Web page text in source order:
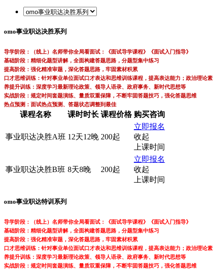
omo事业职达决胜系列
导学阶段：（线上）名师带你全局看面试：《面试导学课程》《面试入门指导》
基础阶段：精细化题型讲解，全面构建答题思路，分题型集中练习
提高阶段：强化精准审题，深化答题思路，牢固素材积累
口才思维训练：针对事业单位面试口才表达和思维训练课程，提高表达能力；政治理论素
养提升训练：深度学习最新理论政策、领导人语录、政府事务、新时代思想等
实战阶段：规定时间套题演练、量质双重保障，不断牢固答题技巧，强化答题思维
热点预测：面试热点预测、答题状态调整到最佳
课程名称 课时时长 课程价格 购买咨询
事业职达决胜A班 12天12晚 200起
立即报名
收起
上课时间
事业职达决胜B班 8天8晚 200起
立即报名
收起
上课时间
omo事业职达特训系列
导学阶段：（线上）名师带你全局看面试：《面试导学课程》《面试入门指导》
基础阶段：精细化题型讲解，全面构建答题思路，分题型集中练习
提高阶段：强化精准审题，深化答题思路，牢固素材积累
口才思维训练：针对事业单位面试口才表达和思维训练课程，提高表达能力；政治理论素
养提升训练：深度学习最新理论政策、领导人语录、政府事务、新时代思想等
实战阶段：规定时间套题演练、量质双重保障，不断牢固答题技巧，强化答题思维